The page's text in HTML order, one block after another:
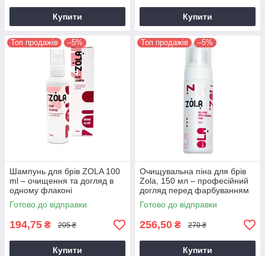
Купити Купити
Топ продажів –5%
Шампунь для брів ZOLA 100
ml – очищення та догляд в
одному флаконі
Готово до відправки
194,75 ₴ 205 ₴
Купити
Топ продажів –5%
Очищувальна піна для брів
Zola, 150 мл – професійний
догляд перед фарбуванням
Готово до відправки
256,50 ₴ 270 ₴
Купити